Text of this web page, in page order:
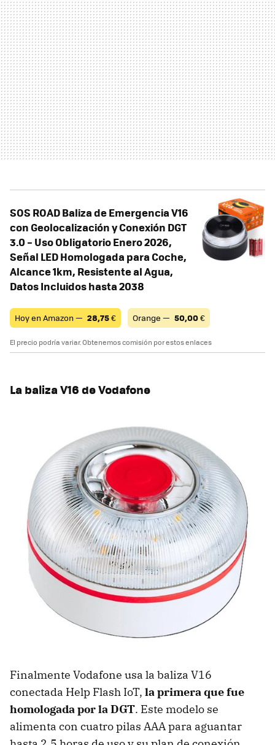
SOS ROAD Baliza de Emergencia V16
con Geolocalización y Conexión DGT
3.0 – Uso Obligatorio Enero 2026,
Señal LED Homologada para Coche,
Alcance 1km, Resistente al Agua,
Datos Incluidos hasta 2038
Hoy en Amazon — 28,75€ Orange — 50,00€
El precio podría variar. Obtenemos comisión por estos enlaces
La baliza V16 de Vodafone
Finalmente Vodafone usa la baliza V16
conectada Help Flash IoT, la primera que fue
homologada por la DGT. Este modelo se
alimenta con cuatro pilas AAA para aguantar